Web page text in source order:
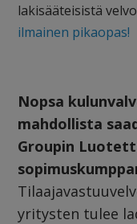
lakisääteisistä
ilmainen pikaopas!
Nopsa
mahdollista
Groupin
yritysten tulee